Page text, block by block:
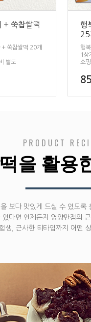
+ 쑥찹쌀떡
+ 쑥찹쌀떡 20개
별도
행
25
행
1상
쇼
PRODUCT
을 활용
보다 맛있게 드실 수 있도록
있다면 언제든지 영양만점의
생, 근사한 티타임까지 어떤